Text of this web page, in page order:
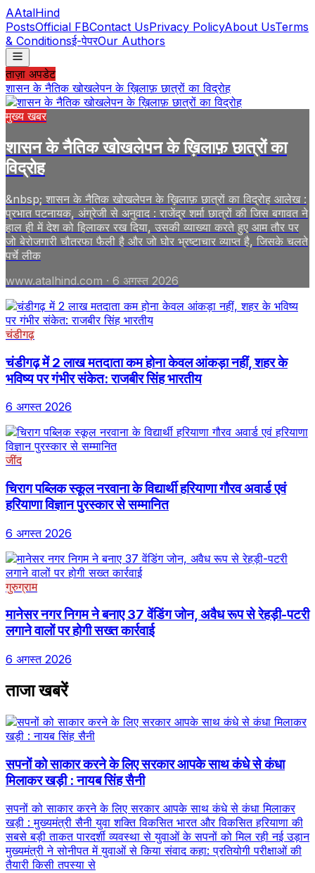
AAtalHind
PostsOfficial FBContact UsPrivacy PolicyAbout UsTerms
& Conditionsई-पेपरOur Authors
ताज़ा अपडेट
शासन के नैतिक खोखलेपन के ख़िलाफ़ छात्रों का विद्रोह
मुख्य खबर
शासन के नैतिक खोखलेपन के ख़िलाफ़ छात्रों का
विद्रोह
&nbsp; शासन के नैतिक खोखलेपन के ख़िलाफ़ छात्रों का विद्रोह आलेख :
प्रभात पटनायक, अंग्रेजी से अनुवाद : राजेंद्र शर्मा छात्रों की जिस बगावत ने
हाल ही में देश को हिलाकर रख दिया, उसकी व्याख्या करते हुए आम तौर पर
जो बेरोजगारी चौतरफा फैली है और जो घोर भ्रष्टाचार व्याप्त है, जिसके चलते
पर्चे लीक
www.atalhind.com · 6 अगस्त 2026
चंडीगढ़
चंडीगढ़ में 2 लाख मतदाता कम होना केवल आंकड़ा नहीं, शहर के
भविष्य पर गंभीर संकेत: राजबीर सिंह भारतीय
6 अगस्त 2026
जींद
चिराग पब्लिक स्कूल नरवाना के विद्यार्थी हरियाणा गौरव अवार्ड एवं
हरियाणा विज्ञान पुरस्कार से सम्मानित
6 अगस्त 2026
गुरुग्राम
मानेसर नगर निगम ने बनाए 37 वेंडिंग जोन, अवैध रूप से रेहड़ी-पटरी
लगाने वालों पर होगी सख्त कार्रवाई
6 अगस्त 2026
ताजा खबरें
सपनों को साकार करने के लिए सरकार आपके साथ कंधे से कंधा
मिलाकर खड़ी : नायब सिंह सैनी
सपनों को साकार करने के लिए सरकार आपके साथ कंधे से कंधा मिलाकर
खड़ी : मुख्यमंत्री सैनी युवा शक्ति विकसित भारत और विकसित हरियाणा की
सबसे बड़ी ताकत पारदर्शी व्यवस्था से युवाओं के सपनों को मिल रही नई उड़ान
मुख्यमंत्री ने सोनीपत में युवाओं से किया संवाद कहा: प्रतियोगी परीक्षाओं की
तैयारी किसी तपस्या से